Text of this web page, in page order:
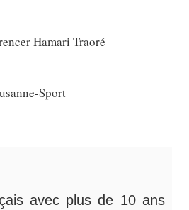
Hamari Traoré
Sport
avec plus de 10 ans